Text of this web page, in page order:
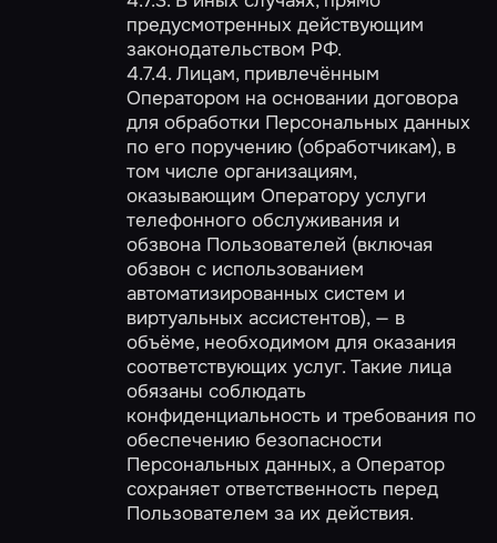
предусмотренных действующим
законодательством РФ.
4.7.4. Лицам, привлечённым
Оператором на основании договора
для обработки Персональных данных
по его поручению (обработчикам), в
том числе организациям,
оказывающим Оператору услуги
телефонного обслуживания и
обзвона Пользователей (включая
обзвон с использованием
автоматизированных систем и
виртуальных ассистентов), — в
объёме, необходимом для оказания
соответствующих услуг. Такие лица
обязаны соблюдать
конфиденциальность и требования по
обеспечению безопасности
Персональных данных, а Оператор
сохраняет ответственность перед
Пользователем за их действия.